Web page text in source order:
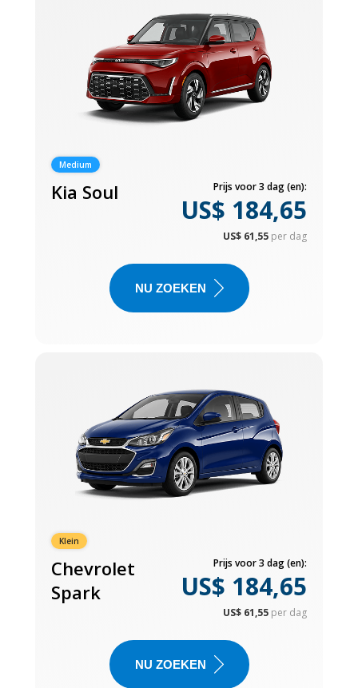
Medium
Kia Soul Prijs voor 3 dag (en):
US$ 184,65
US$ 61,55 per dag
NU ZOEKEN
Klein
Chevrolet
Spark
Prijs voor 3 dag (en):
US$ 184,65
US$ 61,55 per dag
NU ZOEKEN